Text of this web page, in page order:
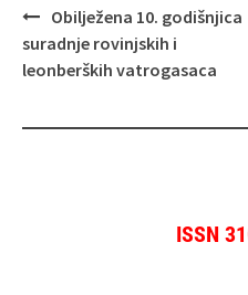
Navigacija
objava
Obilježena 10. godišnjica
suradnje rovinjskih i
leonberških vatrogasaca
ISSN